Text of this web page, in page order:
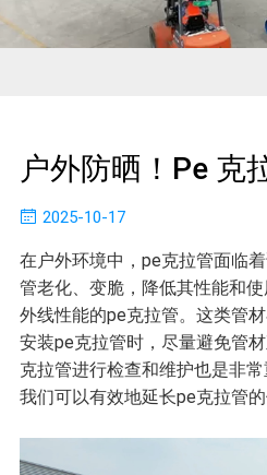
户外防晒！pe 克
2025-10-17
在户外环境中，pe克拉管面临
管老化、变脆，降低其性能和
外线性能的pe克拉管。这类管
安装pe克拉管时，尽量避免管
克拉管进行检查和维护也是非
我们可以有效地延长pe克拉管